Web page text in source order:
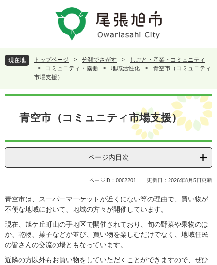
頭
で
飛
ば
本
現在地 トップページ > 分類でさがす >
しごと・産業・コミュニティ
>
コミュニティ・協働 > 地域活性化 >
青空市（コミュニティ
市場支援）
本
青空市（コミュニティ市場支援）
ページ内目次
ページID：0002201 更新日：2026年8月5日更新
青空市は、スーパーマーケットが近くにない等の理由で、買い物が
不便な地域において、地域の方々が開催しています。
現在、旭ケ丘町山の手地区で開催されており、旬の野菜や果物のほ
か、乾物、菓子などが並び、買い物を楽しむだけでなく、地域住民
の皆さんの交流の場ともなっています。
近隣の方以外もお買い物をしていただくことができますので、ぜひ